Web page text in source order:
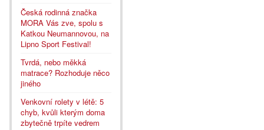
Česká rodinná značka
MORA Vás zve, spolu s
Katkou Neumannovou, na
Lipno Sport Festival!
Tvrdá, nebo měkká
matrace? Rozhoduje něco
jiného
Venkovní rolety v létě: 5
chyb, kvůli kterým doma
zbytečně trpíte vedrem